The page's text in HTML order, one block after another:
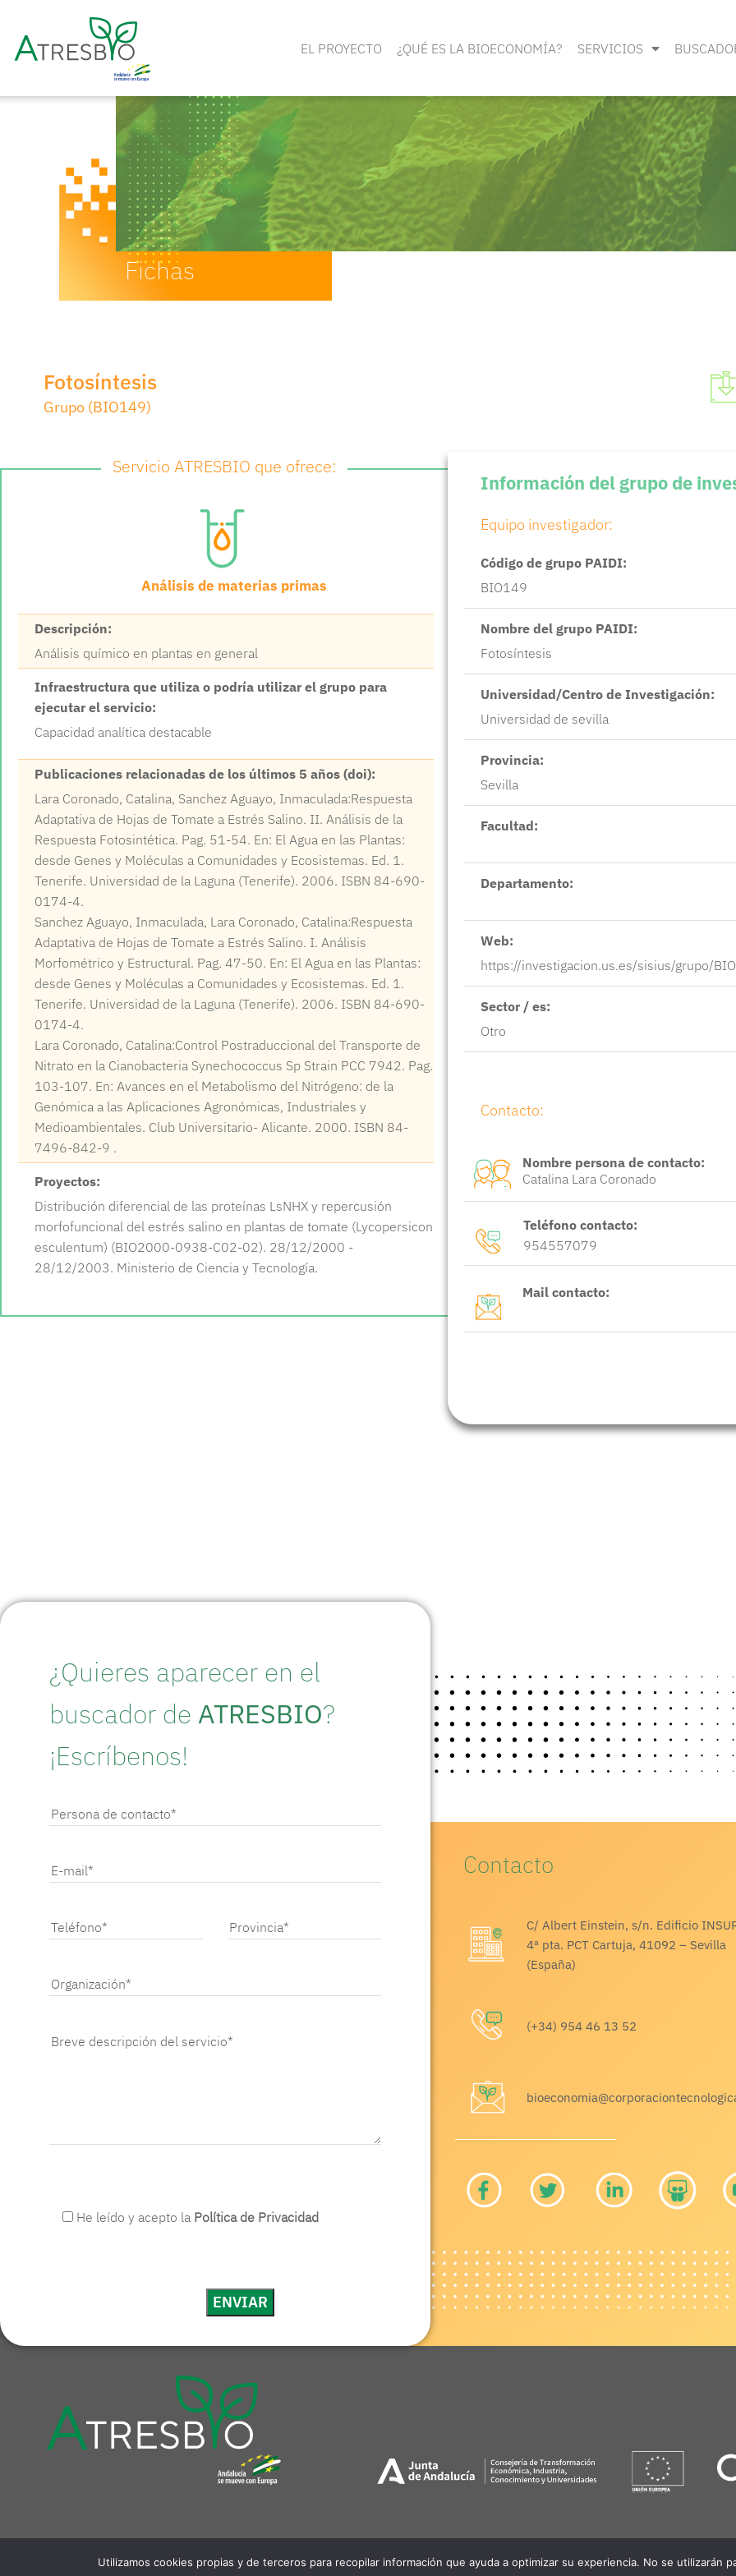
EL PROYECTO ¿QUÉ ES LA BIOECONOMÍA? SERVICIOS
Fichas
Fotosíntesis
Grupo (BIO149)
Servicio ATRESBIO que ofrece:
Análisis de materias primas
Descripción:
Análisis químico en plantas en general
Infraestructura que utiliza o podría utilizar el grupo para
ejecutar el servicio:
Capacidad analítica destacable
Publicaciones relacionadas de los últimos 5 años (doi):
Lara Coronado, Catalina, Sanchez Aguayo, Inmaculada:Respuesta
Adaptativa de Hojas de Tomate a Estrés Salino. II. Análisis de la
Respuesta Fotosintética. Pag. 51-54. En: El Agua en las Plantas:
desde Genes y Moléculas a Comunidades y Ecosistemas. Ed. 1.
Tenerife. Universidad de la Laguna (Tenerife). 2006. ISBN 84-690-
0174-4.
Sanchez Aguayo, Inmaculada, Lara Coronado, Catalina:Respuesta
Adaptativa de Hojas de Tomate a Estrés Salino. I. Análisis
Morfométrico y Estructural. Pag. 47-50. En: El Agua en las Plantas:
desde Genes y Moléculas a Comunidades y Ecosistemas. Ed. 1.
Tenerife. Universidad de la Laguna (Tenerife). 2006. ISBN 84-690-
0174-4.
Lara Coronado, Catalina:Control Postraduccional del Transporte de
Nitrato en la Cianobacteria Synechococcus Sp Strain PCC 7942. Pag.
103-107. En: Avances en el Metabolismo del Nitrógeno: de la
Genómica a las Aplicaciones Agronómicas, Industriales y
Medioambientales. Club Universitario- Alicante. 2000. ISBN 84-
7496-842-9 .
Proyectos:
Distribución diferencial de las proteínas LsNHX y repercusión
morfofuncional del estrés salino en plantas de tomate (Lycopersicon
esculentum) (BIO2000-0938-C02-02). 28/12/2000 -
28/12/2003. Ministerio de Ciencia y Tecnología.
Información del grupo de
Equipo investigador:
Código de grupo PAIDI:
BIO149
Nombre del grupo PAIDI:
Fotosíntesis
Universidad/Centro de Investigación:
Universidad de sevilla
Provincia:
Sevilla
Facultad:
Departamento:
Web:
https://investigacion.us.es/sisius/grupo/
Sector / es:
Otro
Contacto:
Nombre persona de contacto:
Catalina Lara Coronado
Teléfono contacto:
954557079
Mail contacto:
¿Quieres aparecer en el
buscador de ATRESBIO?
¡Escríbenos!
He leído y acepto la Política de Privacidad
Contacto
C/ Albert Einstein, s/n. Edificio
4ª pta. PCT Cartuja, 41092 – Sevilla
(España)
(+34) 954 46 13 52
Aviso legal |Política de cookies
Utilizamos cookies propias y de terceros para recopilar información que ayuda a optimizar su experiencia. No se utilizarán